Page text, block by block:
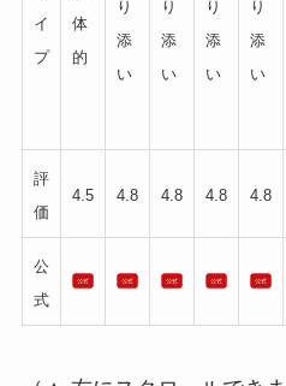
イ
プ
体
的
り
添
い
り
添
い
り
添
い
り
添
い
評
価
4.5 4.8 4.8 4.8 4.8
公
式